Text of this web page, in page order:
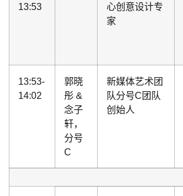
13:53
心创意设计专
家
13:53-
14:02
郭晓
彤 &
念子
轩，
分号
C
新媒体艺术团
队分号C团队
创始人